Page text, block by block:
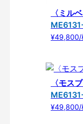
〈ミル
¥49,800/
〈モス
¥49,800/